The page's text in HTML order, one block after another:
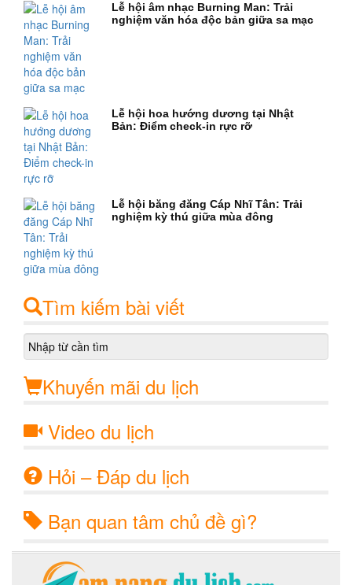
Lễ hội âm nhạc Burning Man: Trải
nghiệm văn hóa độc bản giữa sa mạc
Lễ hội hoa hướng dương tại Nhật
Bản: Điểm check-in rực rỡ
Lễ hội băng đăng Cáp Nhĩ Tân: Trải
nghiệm kỳ thú giữa mùa đông
Tìm kiếm bài viết
Khuyến mãi du lịch
Video du lịch
Hỏi – Đáp du lịch
Bạn quan tâm chủ đề gì?